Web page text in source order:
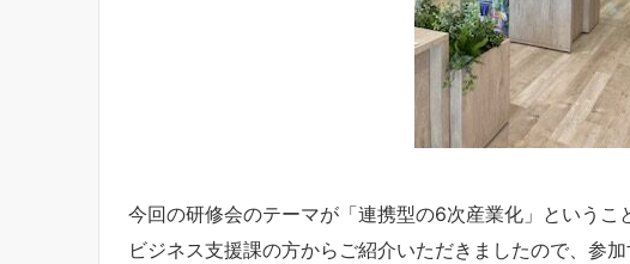
今回の研修会のテーマが「連携型の6次産業化」という
ビジネス支援課の方からご紹介いただきましたので、参加